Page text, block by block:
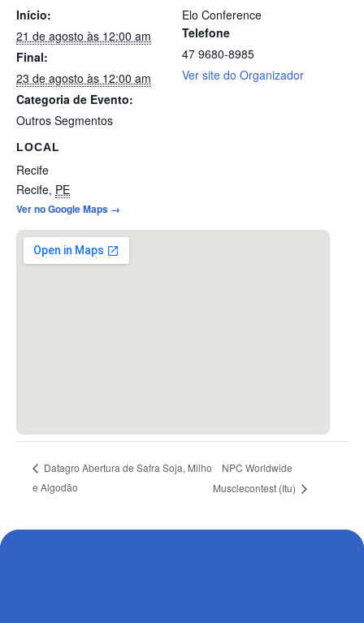
Início:
21 de agosto às 12:00 am
Final:
23 de agosto às 12:00 am
Categoria de Evento:
Outros Segmentos
LOCAL
Recife
Recife, PE
Ver no Google Maps →
Elo Conference
Telefone
47 9680-8985
Ver site do Organizador
Datagro Abertura de Safra Soja, Milho
e Algodão
NPC Worldwide
Musclecontest (Itu)